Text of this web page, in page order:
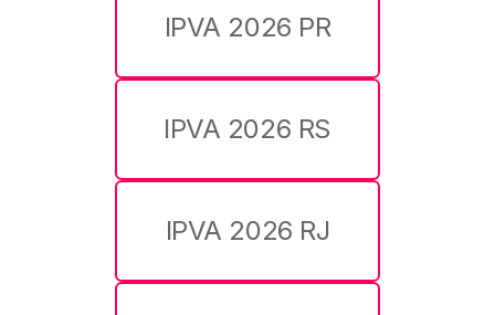
IPVA 2026 PR
IPVA 2026 RS
IPVA 2026 RJ